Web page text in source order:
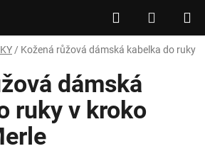
Hledat
KOŠÍK
/ Kožená růžová dámská kabelka do ruky
dámská
ruky v kroko